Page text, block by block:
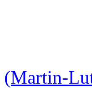
(Martin-